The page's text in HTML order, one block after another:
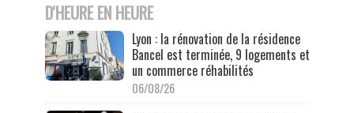
D'HEURE EN HEURE
Lyon : la rénovation de la résidence
Bancel est terminée, 9 logements et
un commerce réhabilités
06/08/26